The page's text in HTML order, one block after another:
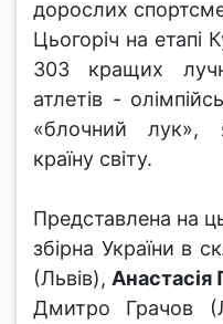
дорослих
Цьогоріч на етапі
303 кращих
атлетів -
«блочний лук»,
країну світу.
Представлена на
збірна України в
(Львів), Анастасія
Дмитро Грачов